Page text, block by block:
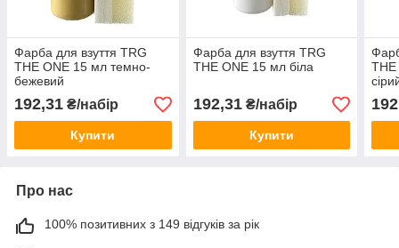
Фарба для взуття TRG
THE ONE 15 мл темно-
бежевий
192,31 ₴/набір
Купити
Фарба для взуття TRG
THE ONE 15 мл біла
192,31₴/набір
Купити
Про нас
100% позитивних з 149 відгуків за рік